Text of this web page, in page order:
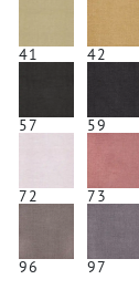
41 42
57 59
72 73
96 97